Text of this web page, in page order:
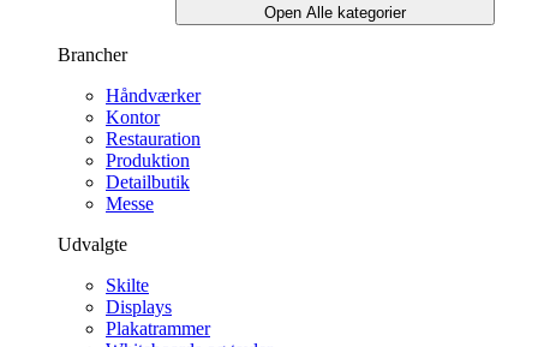
Open Alle kategorier
Brancher
Håndværker
Kontor
Restauration
Produktion
Detailbutik
Messe
Udvalgte
Skilte
Displays
Plakatrammer